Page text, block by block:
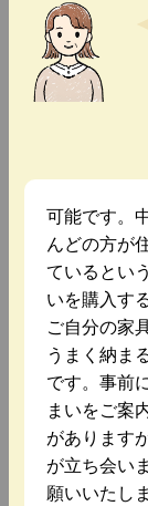
可能です。
んどの方が
ているとい
いを購入す
ご自分の家
うまく納ま
です。事前
まいをご案
があります
が立ち会い
願いいたし